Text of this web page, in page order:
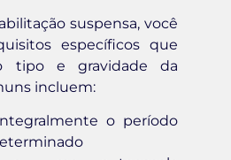
suspensa, você
específicos que
tipo e gravidade da
incluem:
o período